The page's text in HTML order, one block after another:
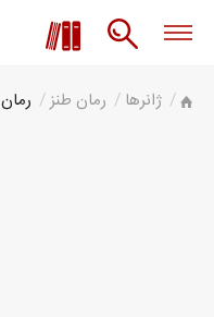
ژانرها رمان طنز